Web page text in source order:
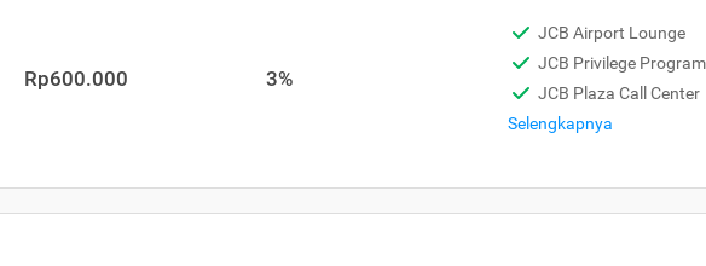
Rp600.000 3%
JCB Airport Lounge
JCB Privilege Program
JCB Plaza Call Center
Selengkapnya